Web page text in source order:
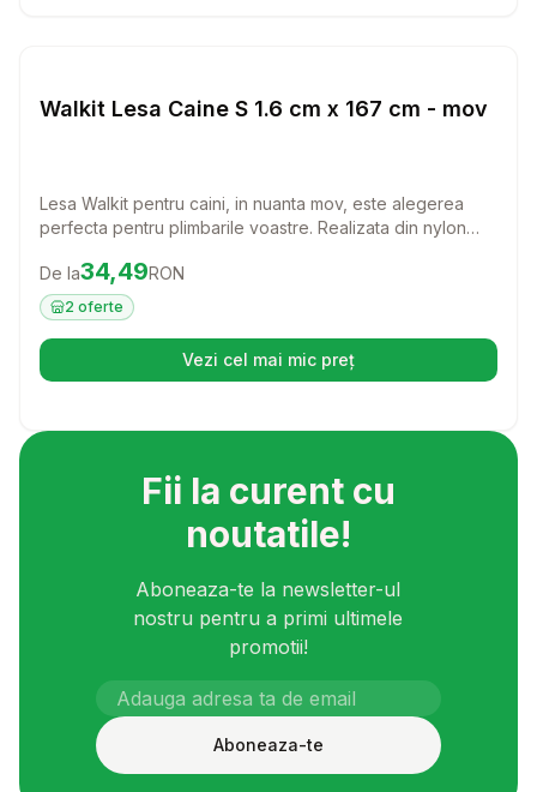
Walkit Lesa Caine S 1.6 cm x 167 cm - mov
Lesa Walkit pentru caini, in nuanta mov, este alegerea
perfecta pentru plimbarile voastre. Realizata din nylon
fiecare aventura alaturi de prietenul tau patruped.
Preț:34.49 RON
De la34,49RON
2 oferte
Vezi cel mai mic preț(se deschide într-o filă nouă)
Fii la curent cu
noutatile!
Aboneaza-te la newsletter-ul
nostru pentru a primi ultimele
promotii!
Aboneaza-te